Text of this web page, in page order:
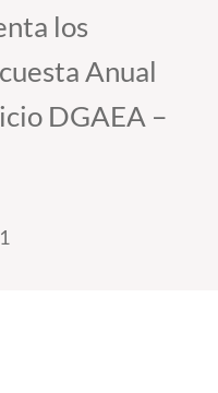
los
Anual
DGAEA –